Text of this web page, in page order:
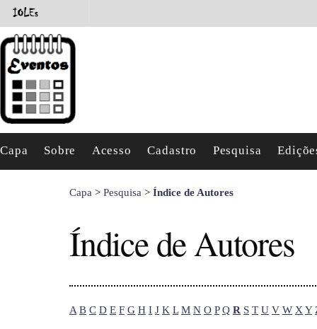
Capa Sobre Acesso Cadastro Pesquisa
Capa > Pesquisa > Índice de Autores
Índice de Autores
A B C D E F G H I J K L M N O P Q R S T U V W XY